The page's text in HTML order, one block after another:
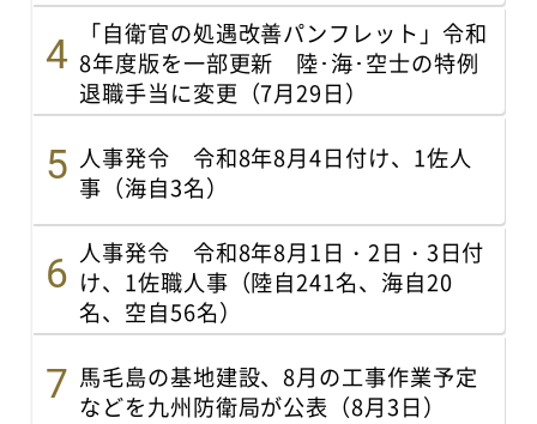
「自衛官の処遇改善パンフレット」令和
8年度版を一部更新 陸･海･空士の特例
退職手当に変更（7月29日）
人事発令 令和8年8月4日付け、1佐人
事（海自3名）
人事発令 令和8年8月1日・2日・3日付
け、1佐職人事（陸自241名、海自20
名、空自56名）
馬毛島の基地建設、8月の工事作業予定
などを九州防衛局が公表（8月3日）